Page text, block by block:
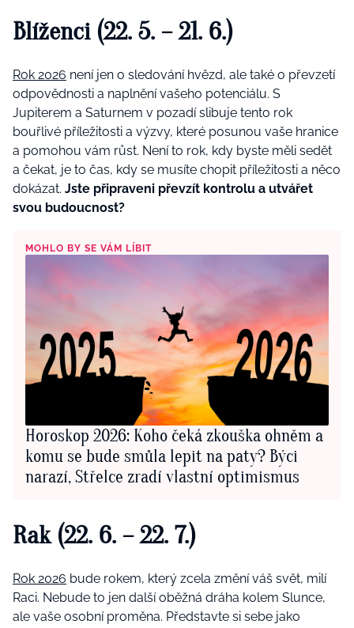
Blíženci (22. 5. – 21. 6.)
Rok 2026 není jen o sledování hvězd, ale také o převzetí
odpovědnosti a naplnění vašeho potenciálu. S
Jupiterem a Saturnem v pozadí slibuje tento rok
bouřlivé příležitosti a výzvy, které posunou vaše hranice
a pomohou vám růst. Není to rok, kdy byste měli sedět
a čekat, je to čas, kdy se musíte chopit příležitosti a něco
dokázat. Jste připraveni převzít kontrolu a utvářet
svou budoucnost?
MOHLO BY SE VÁM LÍBIT
Horoskop 2026: Koho čeká zkouška ohněm a
komu se bude smůla lepit na paty? Býci
narazí, Střelce zradí vlastní optimismus
Rak (22. 6. – 22. 7.)
Rok 2026 bude rokem, který zcela změní váš svět, milí
Raci. Nebude to jen další oběžná dráha kolem Slunce,
ale vaše osobní proměna. Představte si sebe jako